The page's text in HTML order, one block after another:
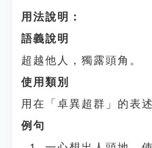
用法說明：
語義說明
超越他人，獨露頭角。
使用類別
用在「卓異超群」的表述
例句